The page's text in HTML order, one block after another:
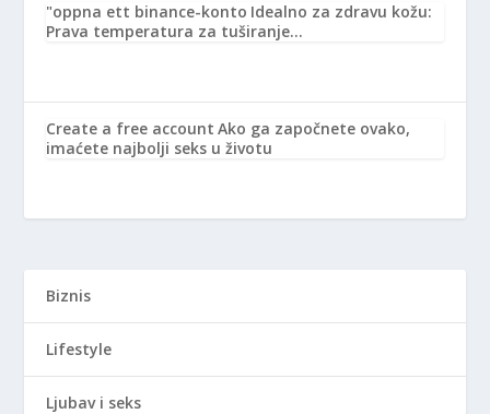
"oppna ett binance-konto Idealno za zdravu kožu:
Prava temperatura za tuširanje…
Create a free account Ako ga započnete ovako,
imaćete najbolji seks u životu
Biznis
Lifestyle
Ljubav i seks